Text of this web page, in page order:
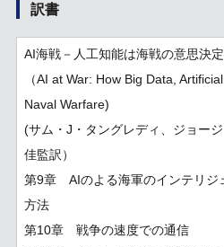
訳書
AI海戦－人工知能は海戦の意思決
（AI at War: How Big Data,
Naval Warfare)
(サム・J・タングレディ、ジョー
佳監訳）
第9章 AIのよる海軍のインテリジ
方法
第10章 戦争の速度での通信